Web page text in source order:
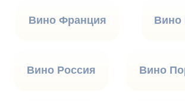
Вино Франция Вино
Вино Россия Вино